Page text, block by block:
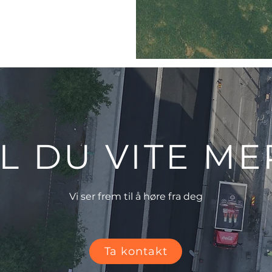
DU VITE
Vi ser frem til å høre fra deg
Ta kontakt